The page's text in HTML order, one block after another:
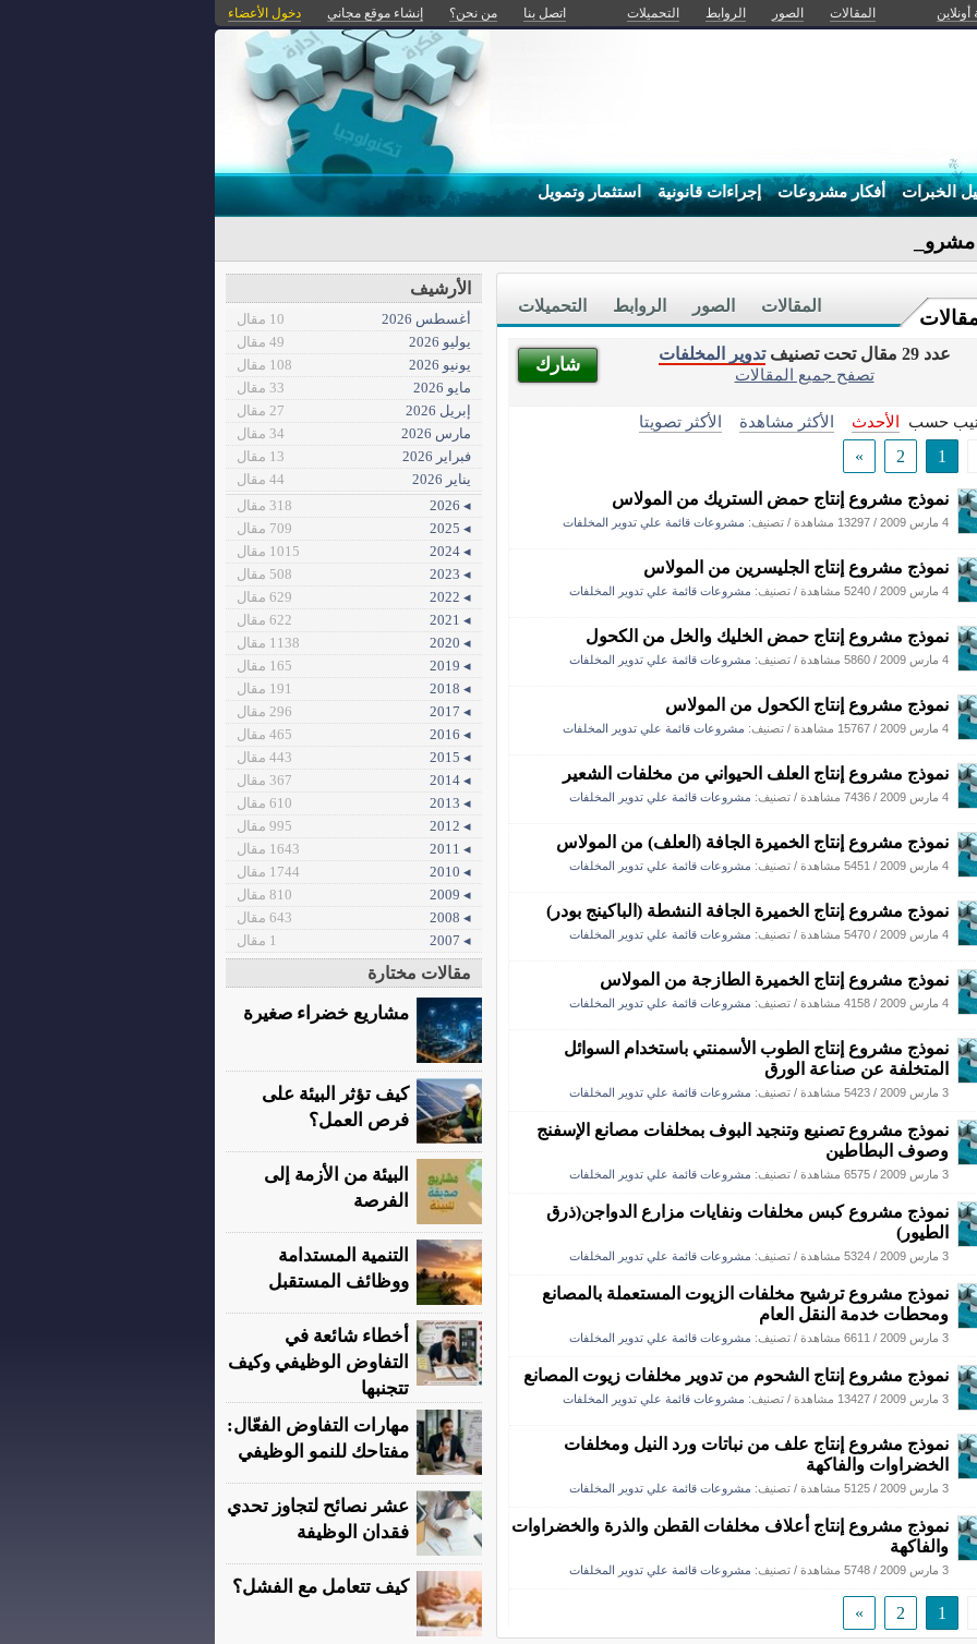
أونلاين المقالات الصور الروابط التحميلات اتصل بنا من نحن؟ إنشاء موقع مجاني دخول الأعضاء
الخبرات أفكار مشروعات إجراءات قانونية استثمار وتمويل
للإنت-
التحميلات الروابط الصور المقالات
شارك
عدد 29 مقال تحت تصنيف
تدوير المخلفات
تصفح جميع المقالات
حسب الأحدث الأكثر مشاهدة
الأكثر تصويتا
1
2
»
نموذج مشروع إنتاج حمض الستريك من المولاس
4 مارس 2009 / 13297 مشاهدة / تصنيف: مشروعات قائمة علي تدوير المخلفات
نموذج مشروع إنتاج الجليسرين من المولاس
4 مارس 2009 / 5240 مشاهدة / تصنيف: مشروعات قائمة علي تدوير المخلفات
نموذج مشروع إنتاج حمض الخليك والخل من الكحول
4 مارس 2009 / 5860 مشاهدة / تصنيف: مشروعات قائمة علي تدوير المخلفات
نموذج مشروع إنتاج الكحول من المولاس
4 مارس 2009 / 15767 مشاهدة / تصنيف: مشروعات قائمة علي تدوير المخلفات
نموذج مشروع إنتاج العلف الحيواني من مخلفات الشعير
4 مارس 2009 / 7436 مشاهدة / تصنيف: مشروعات قائمة علي تدوير المخلفات
نموذج مشروع إنتاج الخميرة الجافة (العلف) من المولاس
4 مارس 2009 / 5451 مشاهدة / تصنيف: مشروعات قائمة علي تدوير المخلفات
نموذج مشروع إنتاج الخميرة الجافة النشطة (الباكينج بودر)
4 مارس 2009 / 5470 مشاهدة / تصنيف: مشروعات قائمة علي تدوير المخلفات
نموذج مشروع إنتاج الخميرة الطازجة من المولاس
4 مارس 2009 / 4158 مشاهدة / تصنيف: مشروعات قائمة علي تدوير المخلفات
نموذج مشروع إنتاج الطوب الأسمنتي باستخدام السوائل
المتخلفة عن صناعة الورق
3 مارس 2009 / 5423 مشاهدة / تصنيف: مشروعات قائمة علي تدوير المخلفات
نموذج مشروع تصنيع وتنجيد البوف بمخلفات مصانع الإسفنج
وصوف البطاطين
3 مارس 2009 / 6575 مشاهدة / تصنيف: مشروعات قائمة علي تدوير المخلفات
نموذج مشروع كبس مخلفات ونفايات مزارع الدواجن(ذرق
الطيور)
3 مارس 2009 / 5324 مشاهدة / تصنيف: مشروعات قائمة علي تدوير المخلفات
نموذج مشروع ترشيح مخلفات الزيوت المستعملة بالمصانع
ومحطات خدمة النقل العام
3 مارس 2009 / 6611 مشاهدة / تصنيف: مشروعات قائمة علي تدوير المخلفات
نموذج مشروع إنتاج الشحوم من تدوير مخلفات زيوت المصانع
3 مارس 2009 / 13427 مشاهدة / تصنيف: مشروعات قائمة علي تدوير المخلفات
نموذج مشروع إنتاج علف من نباتات ورد النيل ومخلفات
الخضراوات والفاكهة
3 مارس 2009 / 5125 مشاهدة / تصنيف: مشروعات قائمة علي تدوير المخلفات
نموذج مشروع إنتاج أعلاف مخلفات القطن والذرة والخضراوات
والفاكهة
3 مارس 2009 / 5748 مشاهدة / تصنيف: مشروعات قائمة علي تدوير المخلفات
1
2
»
الأرشيف
أغسطس 2026
10 مقال
يوليو 2026
49 مقال
يونيو 2026
108 مقال
مايو 2026
33 مقال
إبريل 2026
27 مقال
مارس 2026
34 مقال
فبراير 2026
13 مقال
يناير 2026
44 مقال
◂ 2026
318 مقال
◂ 2025
709 مقال
◂ 2024
1015 مقال
◂ 2023
508 مقال
◂ 2022
629 مقال
◂ 2021
622 مقال
◂ 2020
1138 مقال
◂ 2019
165 مقال
◂ 2018
191 مقال
◂ 2017
296 مقال
◂ 2016
465 مقال
◂ 2015
443 مقال
◂ 2014
367 مقال
◂ 2013
610 مقال
◂ 2012
995 مقال
◂ 2011
1643 مقال
◂ 2010
1744 مقال
◂ 2009
810 مقال
◂ 2008
643 مقال
◂ 2007
1 مقال
مقالات مختارة
مشاريع خضراء صغيرة
كيف تؤثر البيئة على
فرص العمل؟
البيئة من الأزمة إلى
الفرصة
التنمية المستدامة
ووظائف المستقبل
أخطاء شائعة في
التفاوض الوظيفي وكيف
تتجنبها
مهارات التفاوض الفعّال:
مفتاحك للنمو الوظيفي
عشر نصائح لتجاوز تحدي
فقدان الوظيفة
كيف تتعامل مع الفشل؟